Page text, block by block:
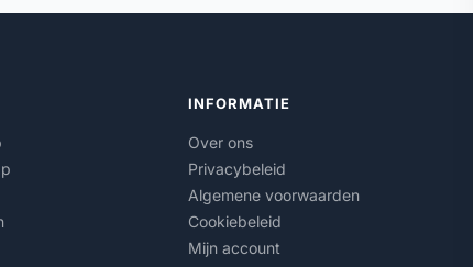
INFORMATIE
Over ons
Privacybeleid
Algemene voorwaarden
Cookiebeleid
Mijn account